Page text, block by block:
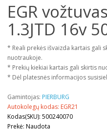
EGR
1.3JTD 16v
* Reali prekės išvaizda kartais gali
nuotraukoje.
* Prekių kiekiai kartais gali skirtis
* Dėl platesnės informacijos
Gamintojas: PIERBURG
Autokolegų kodas: EGR21
Kodas(SKU): 500240070
Prekė: Naudota